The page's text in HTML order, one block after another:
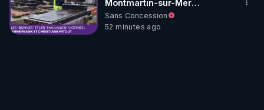
Montmartin-sur-Mer
(Manche), devant la tombe
de la famille Fatout. J’avais
découvert leur histoire en
Sans Concession
52 minutes ago